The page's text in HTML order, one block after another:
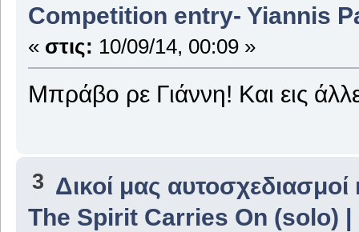
Competition entry- Yiannis
« στις: 10/09/14, 00:09 »
Μπράβο ρε Γιάννη! Και εις
3 Δικοί μας αυτοσχεδιασμοί
The Spirit Carries On (solo)